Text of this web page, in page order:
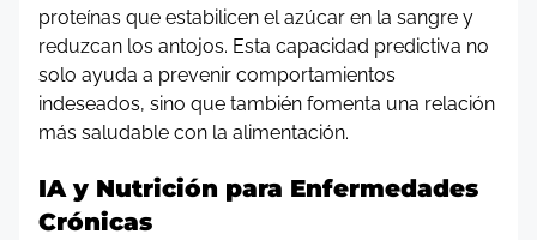
proteínas que estabilicen el azúcar en la sangre y
reduzcan los antojos. Esta capacidad predictiva no
solo ayuda a prevenir comportamientos
indeseados, sino que también fomenta una relación
más saludable con la alimentación.
IA y Nutrición para Enfermedades
Crónicas